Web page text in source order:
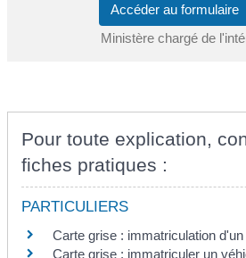
Accéder au formulaire
Ministère chargé de
Pour toute explication,
fiches pratiques :
PARTICULIERS
Carte grise : immatriculation
Carte grise : immatriculer un